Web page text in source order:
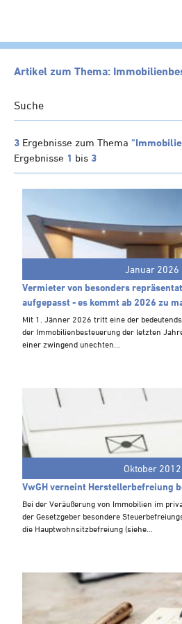
SERVICE
Ärzte-Info
Gastronomie-
Vermieter-Info
Landwirte-Info
Steuern A-Z
Artikel zum Thema:
Suche
3 Ergebnisse zum Thema
Ergebnisse 1 bis 3
Januar 2026
Vermieter von besonders
aufgepasst - es kommt ab 2026 zu
Mit 1. Jänner 2026 tritt eine der
der Immobilienbesteuerung der letzten
einer zwingend unechten...
Oktober 2012
VwGH verneint Herstellerbefreiung
Bei der Veräußerung von Immobilien im
der Gesetzgeber besondere
die Hauptwohnsitzbefreiung (siehe...